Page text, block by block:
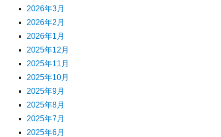
2026年3月
2026年2月
2026年1月
2025年12月
2025年11月
2025年10月
2025年9月
2025年8月
2025年7月
2025年6月